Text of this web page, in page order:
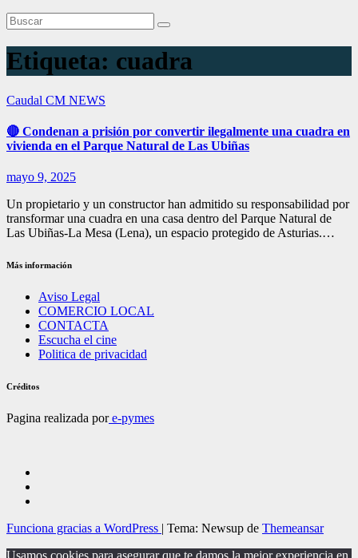
Etiqueta: cuadra
Caudal CM NEWS
🔴 Condenan a prisión por convertir ilegalmente una cuadra en
vivienda en el Parque Natural de Las Ubiñas
mayo 9, 2025
Un propietario y un constructor han admitido su responsabilidad por
transformar una cuadra en una casa dentro del Parque Natural de
Las Ubiñas-La Mesa (Lena), un espacio protegido de Asturias.…
Más información
Aviso Legal
COMERCIO LOCAL
CONTACTA
Escucha el cine
Politica de privacidad
Créditos
Pagina realizada pore-pymes
Funciona gracias a WordPress | Tema: Newsup de Themeansar